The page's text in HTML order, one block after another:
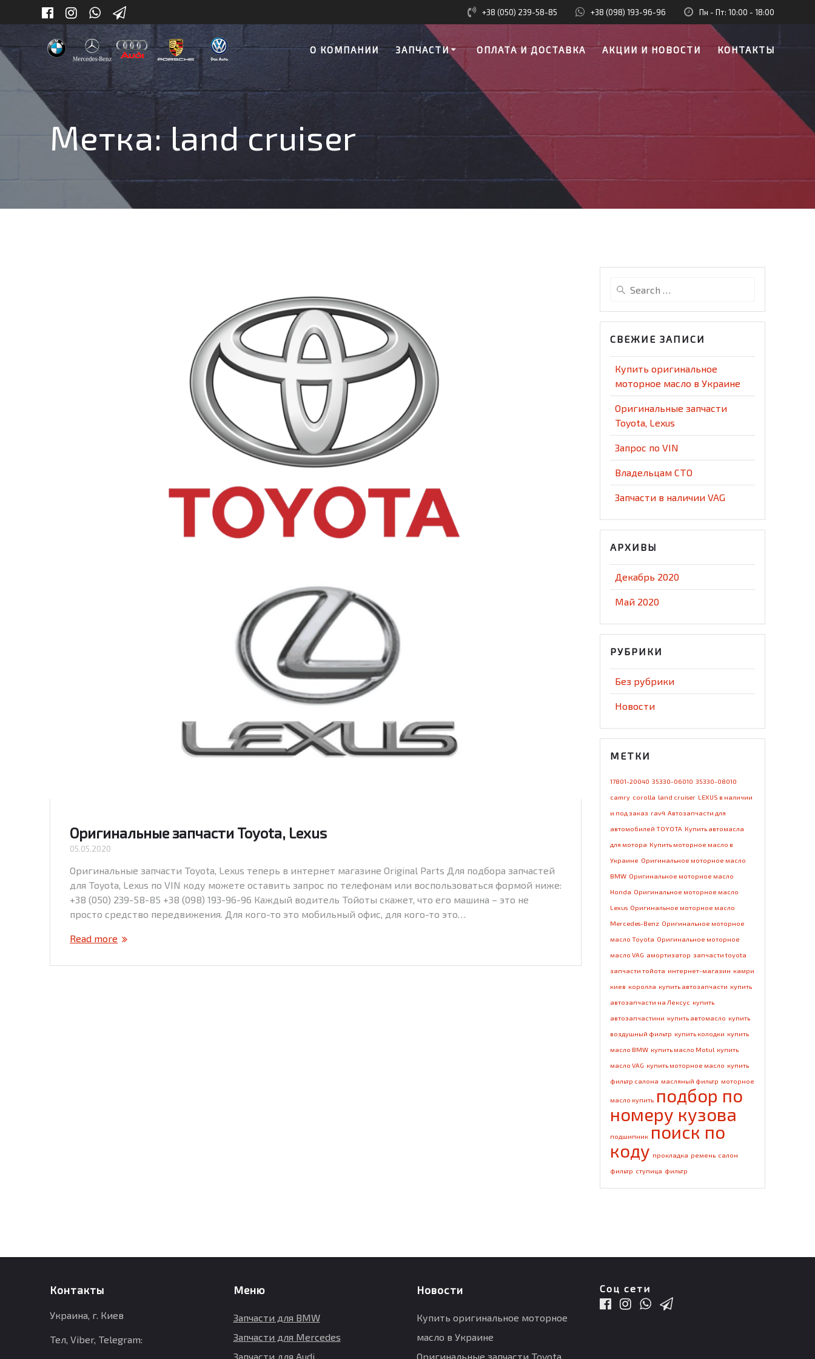
+38 (050) 239-58-85 +38 (098) 193-96-96 Пн - Пт: 10:00 - 18:00
О КОМПАНИИ ЗАПЧАСТИ ОПЛАТА И ДОСТАВКА АКЦИИ И НОВОСТИ КОНТАКТЫ
Метка:land cruiser
Оригинальные запчасти Toyota, Lexus
05.05.2020
Оригинальные запчасти Toyota, Lexus теперь в интернет магазине Original Parts Для подбора запчастей
для Toyota, Lexus по VIN коду можете оставить запрос по телефонам или воспользоваться формой ниже:
+38 (050) 239-58-85 +38 (098) 193-96-96 Каждый водитель Тойоты скажет, что его машина – это не
просто средство передвижения. Для кого-то это мобильный офис, для кого-то это…
Read more
Search
СВЕЖИЕ ЗАПИСИ
Купить оригинальное
моторное масло в Украине
Оригинальные запчасти
Toyota, Lexus
Запрос по VIN
Владельцам СТО
Запчасти в наличии VAG
АРХИВЫ
Декабрь 2020
Май 2020
РУБРИКИ
Без рубрики
Новости
МЕТКИ
17801-20040 35330-06010 35330-08010
camry corolla land cruiser LEXUS в наличии
и под заказ rav4 Автозапчасти для
автомобилей TOYOTA Купить автомасла
для мотора Купить моторное масло в
Украине Оригинальное моторное масло
BMW Оригинальное моторное масло
Honda Оригинальное моторное масло
Lexus Оригинальное моторное масло
Mercedes-Benz Оригинальное моторное
масло Toyota Оригинальное моторное
масло VAG амортизатор запчасти toyota
запчасти тойота интернет-магазин камри
киев королла купить автозапчасти купить
автозапчасти на Лексус купить
автозапчастини купить автомасло купить
воздушный фильтр купить колодки купить
масло BMW купить масло Motul купить
масло VAG купить моторное масло купить
фильтр салона масляный фильтр моторное
масло купить подбор по
номеру кузова
подшипник поиск по
коду прокладка ремень салон
фильтр ступица фильтр
Контакты
Украина, г. Киев
Тел, Viber, Telegram:
Меню
Запчасти для BMW
Запчасти для Mercedes
Запчасти для Audi
Новости
Купить оригинальное моторное
масло в Украине
Оригинальные запчасти Toyota,
Соц сети